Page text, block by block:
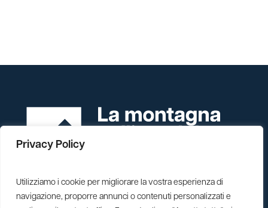
Privacy Policy
Utilizziamo i cookie per migliorare la vostra esperienza di
navigazione, proporre annunci o contenuti personalizzati e